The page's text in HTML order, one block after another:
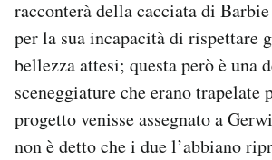
racconterà della cacciata di
per la sua incapacità di rispettare
bellezza attesi; questa però è una
sceneggiature che erano trapelate
progetto venisse assegnato a
non è detto che i due l’abbiano